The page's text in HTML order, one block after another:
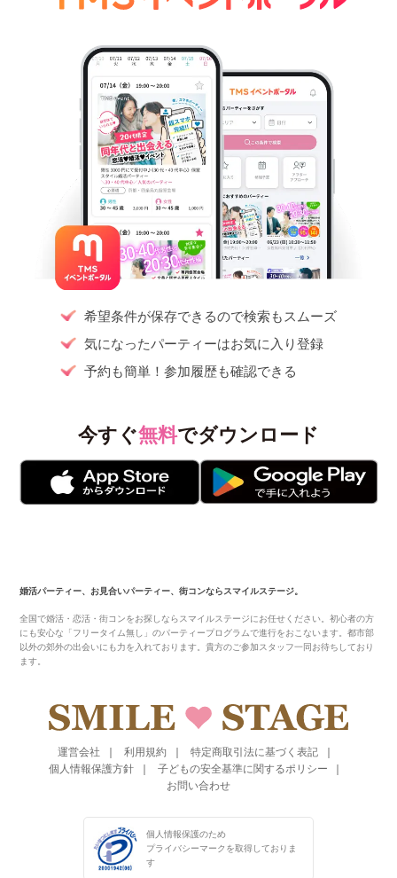
希望条件が保存できるので検索もスムーズ
気になったパーティーはお気に入り登録
予約も簡単！参加履歴も確認できる
今すぐ無料でダウンロード
婚活パーティー、お見合いパーティー、街コンならスマイルステージ。
全国で婚活・恋活・街コンをお探しならスマイルステージにお任せください。初心者の方
にも安心な「フリータイム無し」のパーティープログラムで進行をおこないます。都市部
以外の郊外の出会いにも力を入れております。貴方のご参加スタッフ一同お待ちしており
ます。
運営会社 利用規約
特定商取引法に基づく表記
個人情報保護方針
子どもの安全基準に関するポリシー
お問い合わせ
個人情報保護のため
プライバシーマークを取得しておりま
す